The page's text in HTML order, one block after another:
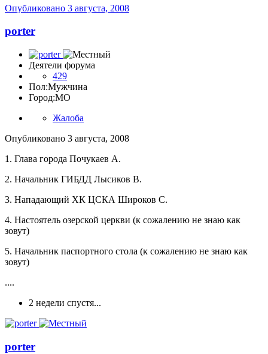
Опубликовано 3 августа, 2008
porter
Деятели форума
429
Пол:Мужчина
Город:МО
Жалоба
Опубликовано 3 августа, 2008
1. Глава города Почукаев А.
2. Начальник ГИБДД Лысиков В.
3. Нападающий ХК ЦСКА Широков С.
4. Настоятель озерской церкви (к сожалению не знаю как
зовут)
5. Начальник паспортного стола (к сожалению не знаю как
зовут)
....
2 недели спустя...
porter